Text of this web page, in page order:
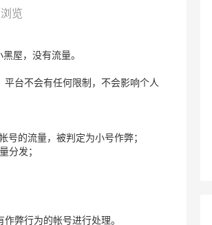
览
屋，没有流量。
台不会有任何限制，不会影响个人
号的流量，被判定为小号作弊；
分发；
弊行为的帐号进行处理。